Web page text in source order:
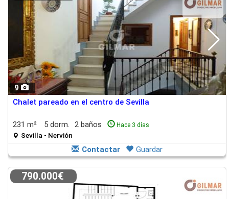
9
Chalet pareado en el centro de Sevilla
231 m² 5 dorm. 2 baños Hace 3 días
Sevilla - Nervión
Contactar Guardar
790.000€